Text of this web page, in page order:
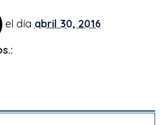
el día abril 30, 2016